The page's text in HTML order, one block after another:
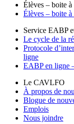
Élèves – boite
Élèves – boite
Service EABP
Le cycle de la
Protocole
ligne
EABP en ligne
Le CAVLFO
À propos de
Blogue de
Emplois
Nous joindre